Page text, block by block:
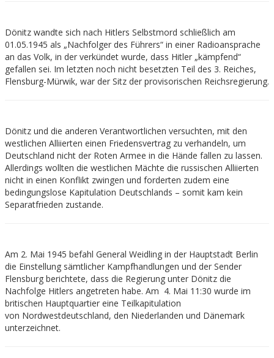
Dönitz wandte sich nach Hitlers Selbstmord schließlich am
01.05.1945 als „Nachfolger des Führers“ in einer Radioansprache
an das Volk, in der verkündet wurde, dass Hitler „kämpfend“
gefallen sei. Im letzten noch nicht besetzten Teil des 3. Reiches,
Flensburg-Mürwik, war der Sitz der provisorischen Reichsregierung.
Dönitz und die anderen Verantwortlichen versuchten, mit den
westlichen Alliierten einen Friedensvertrag zu verhandeln, um
Deutschland nicht der Roten Armee in die Hände fallen zu lassen.
Allerdings wollten die westlichen Mächte die russischen Alliierten
nicht in einen Konflikt zwingen und forderten zudem eine
bedingungslose Kapitulation Deutschlands – somit kam kein
Separatfrieden zustande.
Am 2. Mai 1945 befahl General Weidling in der Hauptstadt Berlin
die Einstellung sämtlicher Kampfhandlungen und der Sender
Flensburg berichtete, dass die Regierung unter Dönitz die
Nachfolge Hitlers angetreten habe. Am 4. Mai 11:30 wurde im
britischen Hauptquartier eine Teilkapitulation
von Nordwestdeutschland, den Niederlanden und Dänemark
unterzeichnet.